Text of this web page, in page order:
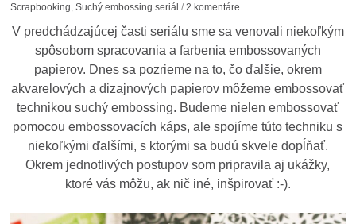
Scrapbooking ,Suchý embossing seriál /2 komentáre
V predchádzajúcej časti seriálu sme sa venovali niekoľkým
spôsobom spracovania a farbenia embossovaných
papierov. Dnes sa pozrieme na to, čo ďalšie, okrem
akvarelových a dizajnových papierov môžeme embossovať
technikou suchý embossing. Budeme nielen embossovať
pomocou embossovacích káps, ale spojíme túto techniku s
niekoľkými ďalšími, s ktorými sa budú skvele dopĺňať.
Okrem jednotlivých postupov som pripravila aj ukážky,
ktoré vás môžu, ak nič iné, inšpirovať :-).